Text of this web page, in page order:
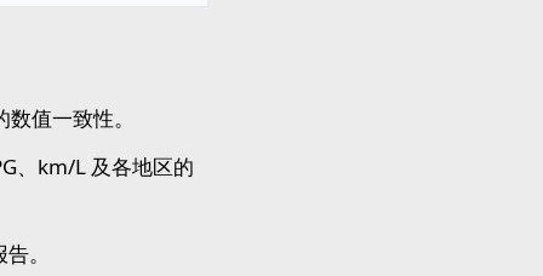
值一致性。
、km/L 及各地区的
。